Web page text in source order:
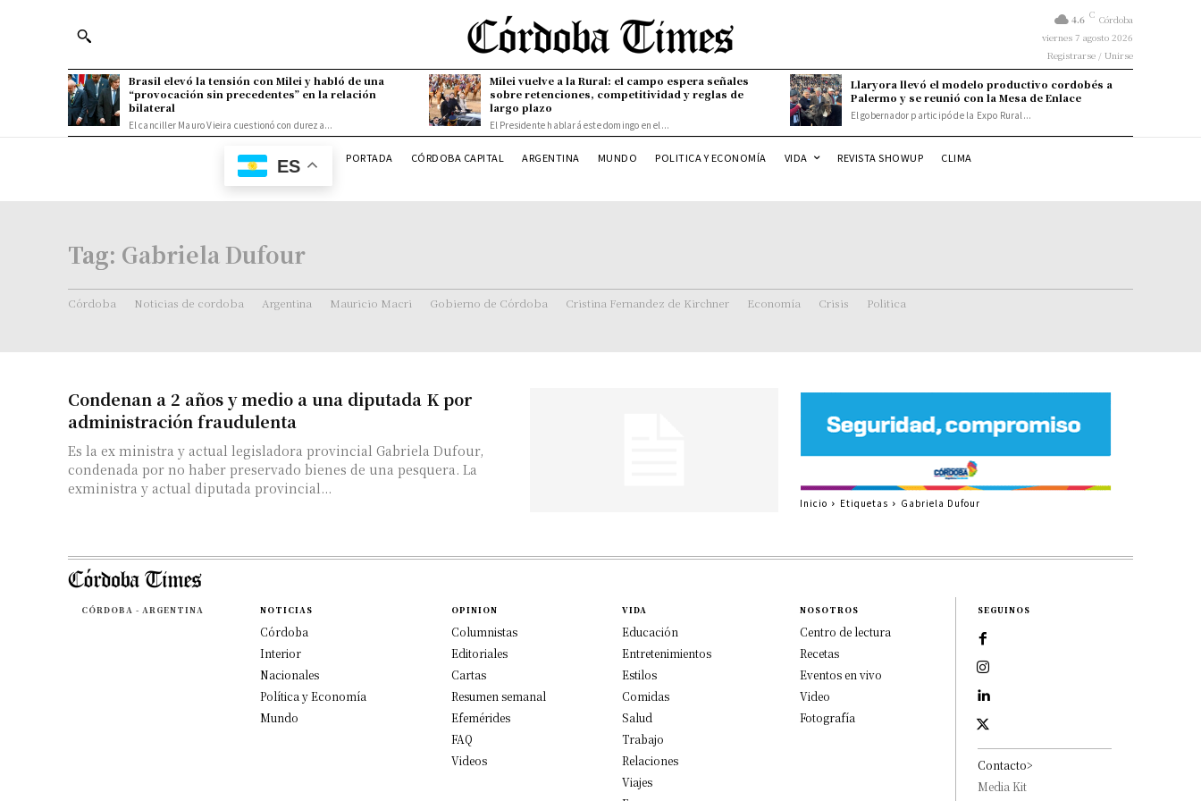
4.6 C Córdoba
viernes 7 agosto 2026
Registrarse / Unirse
Brasil elevó la tensión con Milei y habló de una
“provocación sin precedentes” en la relación
bilateral
El canciller Mauro Vieira cuestionó con dureza...
Milei vuelve a la Rural: el campo espera señales
sobre retenciones, competitividad y reglas de
largo plazo
El Presidente hablará este domingo en el...
Llaryora llevó el modelo productivo cordobés a
Palermo y se reunió con la Mesa de Enlace
El gobernador participó de la Expo Rural...
ES PORTADA CÓRDOBA CAPITAL ARGENTINA MUNDO POLITICA Y ECONOMÍA VIDA REVISTA SHOWUP CLIMA
Tag: Gabriela Dufour
Córdoba Noticias de cordoba Argentina Mauricio Macri Gobierno de Córdoba Cristina Fernandez de Kirchner Economía Crisis Politica
Condenan a 2 años y medio a una diputada K por
administración fraudulenta
Es la ex ministra y actual legisladora provincial Gabriela Dufour,
condenada por no haber preservado bienes de una pesquera. La
exministra y actual diputada provincial...
Inicio Etiquetas Gabriela Dufour
CÓRDOBA - ARGENTINA NOTICIAS
Córdoba
Interior
Nacionales
Política y Economía
Mundo
OPINION
Columnistas
Editoriales
Cartas
Resumen semanal
Efemérides
FAQ
Videos
VIDA
Educación
Entretenimientos
Estilos
Comidas
Salud
Trabajo
Relaciones
Viajes
NOSOTROS
Centro de lectura
Recetas
Eventos en vivo
Video
Fotografía
SEGUINOS
Contacto>
Media Kit